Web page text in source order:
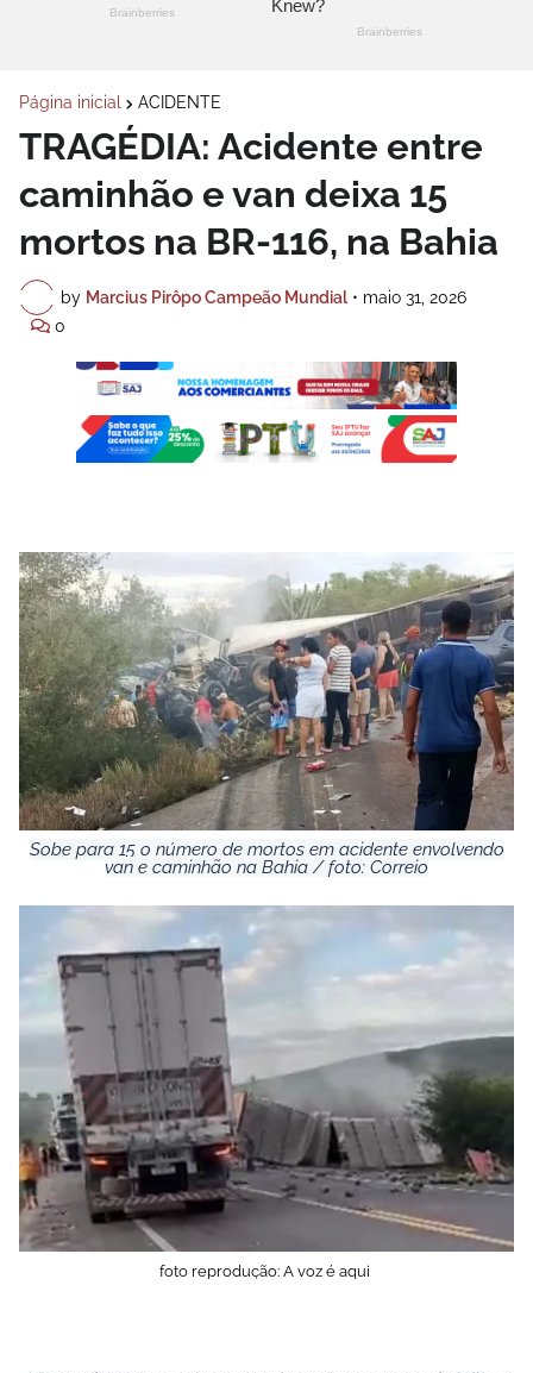
Página inicial ACIDENTE
TRAGÉDIA: Acidente entre
caminhão e van deixa 15
mortos na BR-116, na Bahia
by Marcius Pirôpo Campeão Mundial • maio 31, 2026
0
Sobe para 15 o número de mortos em acidente envolvendo
van e caminhão na Bahia / foto: Correio
foto reprodução: A voz é aqui